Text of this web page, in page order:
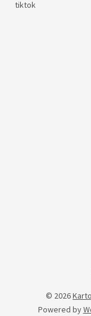
tiktok
© 2026
Powered by